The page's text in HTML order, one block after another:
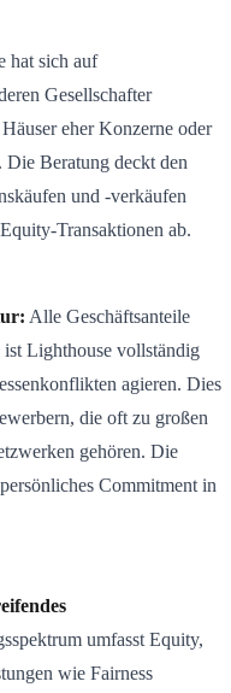
hat sich auf
Gesellschafter
eher Konzerne oder
Die Beratung deckt den
und -verkäufen
Transaktionen ab.
Alle Geschäftsanteile
Lighthouse vollständig
agieren. Dies
die oft zu großen
gehören. Die
Commitment in
umfasst Equity,
wie Fairness